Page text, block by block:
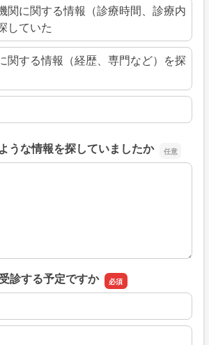
関に関する情報（診療時間、診療内
していた
関する情報（経歴、専門など）を探
うな情報を探していましたか
うな情報を探していましたか
診する予定ですか